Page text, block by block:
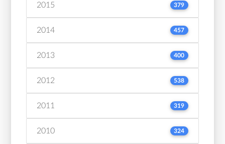
2015 379
2014 457
2013 400
2012 538
2011 319
2010 324